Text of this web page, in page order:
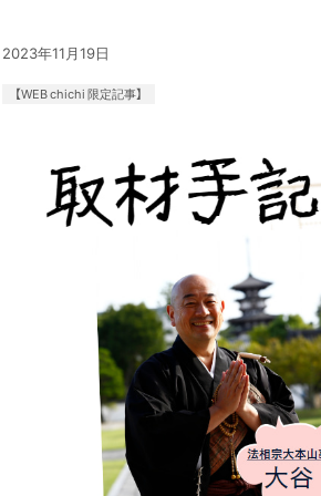
2023年11月19日
【WEB chichi 限定記事】